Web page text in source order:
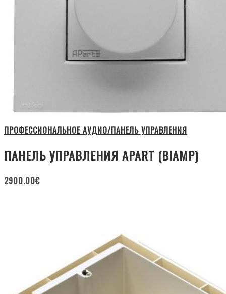
ПРОФЕССИОНАЛЬНОЕ АУДИО/ПАНЕЛЬ УПРАВЛЕНИЯ
ПАНЕЛЬ УПРАВЛЕНИЯ APART (BIAMP)
2900.00€